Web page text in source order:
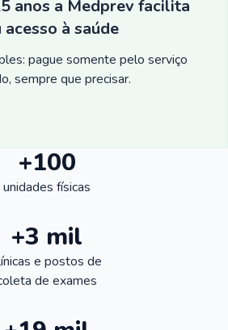
anos a Medprev facilita
acesso à saúde
pague somente pelo serviço
sempre que precisar.
+100
unidades físicas
+3 mil
e postos de
de exames